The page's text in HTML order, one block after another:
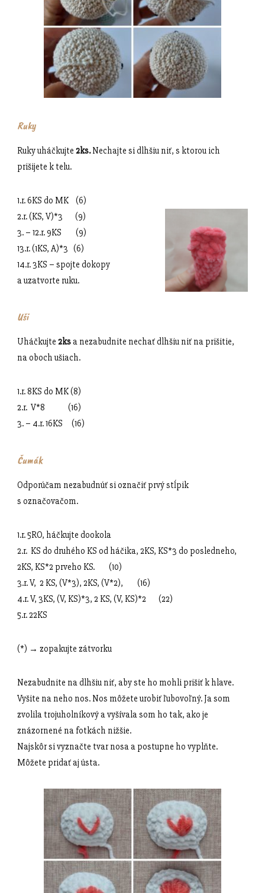
Ruky
Ruky uháčkujte2ks.Nechajte si dlhšiu niť, s ktorou ich
prišijete k telu.
1.r. 6KS do MK (6)
2.r. (KS, V)*3 (9)
3. – 12.r. 9KS (9)
13.r. (1KS, A)*3 (6)
14.r. 3KS – spojte dokopy
a uzatvorte ruku.
Uši
Uháčkujte2ksa nezabudnite nechať dlhšiu niť na prišitie,
na oboch ušiach.
1.r. 8KS do MK (8)
2.r. V*8 (16)
3. – 4.r. 16KS (16)
Čumák
Odporúčam nezabudnúť si označiť prvý stĺpik
s označovačom.
1.r. 5RO, háčkujte dookola
2.r. KS do druhého KS od háčika, 2KS, KS*3 do posledneho,
2KS, KS*2 prveho KS. (10)
3.r. V, 2 KS, (V*3), 2KS, (V*2), (16)
4.r. V, 3KS, (V, KS)*3, 2 KS, (V, KS)*2 (22)
5.r. 22KS
(*) → zopakujte zátvorku
Nezabudnite na dlhšiu niť, aby ste ho mohli prišiť k hlave.
Vyšite na neho nos. Nos môžete urobiť ľubovoľný. Ja som
zvolila trojuholníkový a vyšívala som ho tak, ako je
znázornené na fotkách nižšie.
Najskôr si vyznačte tvar nosa a postupne ho vyplňte.
Môžete pridať aj ústa.